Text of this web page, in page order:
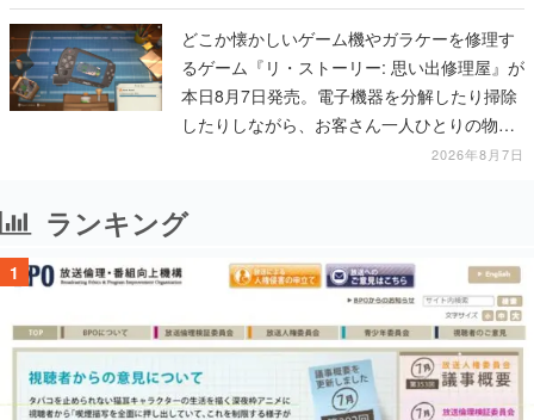
どこか懐かしいゲーム機やガラケーを修理す
るゲーム『リ・ストーリー: 思い出修理屋』が
本日8月7日発売。電子機器を分解したり掃除
したりしながら、お客さん一人ひとりの物語
2026年8月7日
ランキング
1